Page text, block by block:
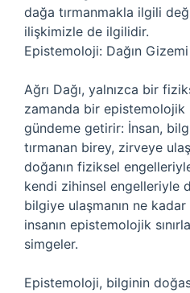
dağa tırmanmakla ilgili
ilişkimizle de ilgilidir.
Epistemoloji: Dağın Gizemi
Ağrı Dağı, yalnızca bir
zamanda bir
gündeme getirir: İnsan,
tırmanan birey, zirveye
doğanın fiziksel
kendi zihinsel engelleriyle
bilgiye ulaşmanın ne
insanın epistemolojik
simgeler.
Epistemoloji, bilginin